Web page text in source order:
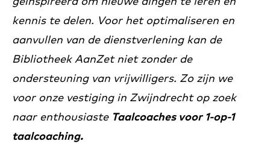
kennis te delen. Voor het optimaliseren en
aanvullen van de dienstverlening kan de
Bibliotheek AanZet niet zonder de
ondersteuning van vrijwilligers. Zo zijn we
voor onze vestiging in Zwijndrecht op zoek
naar enthousiaste Taalcoaches voor 1-op-1
taalcoaching.